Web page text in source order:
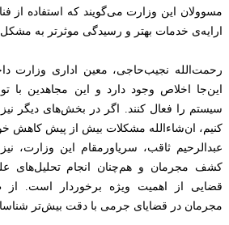
مسوولان این وزارت می‌گویند که استفاده از
ارایه‌ی خدمات بهتر و رسیدگی موثرتر به
رحمت‌الله نجیب‌حاجی، معین اداری وزارت
این‌جا اخلاص وجود دارد و این مجاهدین با
سیستم را فعال کنند. اگر در بخش‌های دیگر
کنیم، ان‌شاءالله مشکلات بیش از پیش کاهش
عبدالرحیم ثاقب، سریاورمقام این وزارت،
کشف مجرمان و هم‌چنان انجام تحلیل‌های
قضایی از اهمیت ویژه برخوردار است.
مجرمان در قضایای جرمی با دقت بیش‌تر